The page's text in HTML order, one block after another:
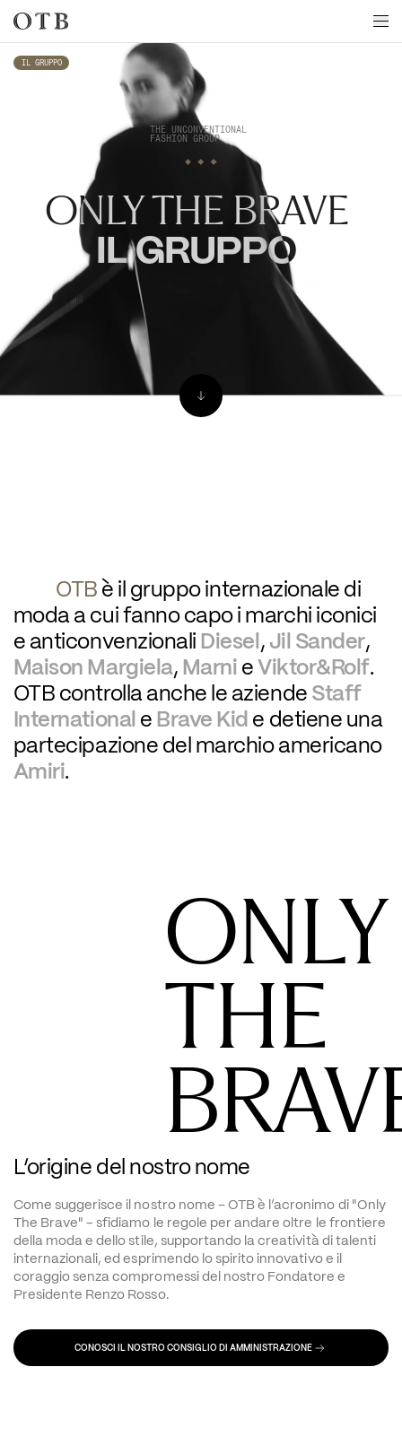
Skip to main content
IL GRUPPO
THE UNCONVENTIONAL
FASHION GROUP
ONLY THE BRAVE
‍IL GRUPPO
OTB è il gruppo internazionale di
moda a cui fanno capo i marchi iconici
e anticonvenzionali Diesel, Jil Sander
Maison Margiela, Marni e Viktor&Rolf.
OTB controlla anche le aziende Staff
International e Brave Kid e detiene una
partecipazione del marchio americano
Amiri.
ONLY
THE
L’origine del nostro nome
Come suggerisce il nostro nome – OTB è l’acronimo di "Only
The Brave" - sfidiamo le regole per andare oltre le frontiere
della moda e dello stile, supportando la creatività di talenti
internazionali, ed esprimendo lo spirito innovativo e il
coraggio senza compromessi del nostro Fondatore e
Presidente Renzo Rosso.
CONOSCI IL NOSTRO CONSIGLIO DI AMMINISTRAZIONE